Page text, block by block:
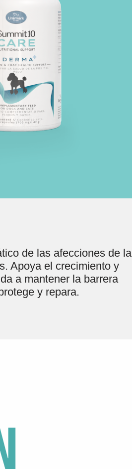
de las afecciones de la
Apoya el crecimiento y
a mantener la barrera
y repara.